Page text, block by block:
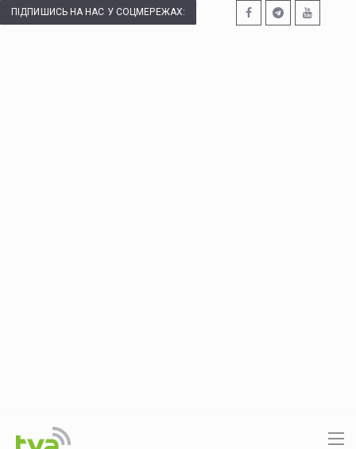
ПІДПИШИСЬ НА НАС У СОЦМЕРЕЖАХ: